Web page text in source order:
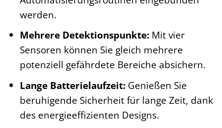
werden.
Mehrere Detektionspunkte:Mit vier
Sensoren können Sie gleich mehrere
potenziell gefährdete Bereiche absichern.
Lange Batterielaufzeit:Genießen Sie
beruhigende Sicherheit für lange Zeit, dank
des energieeffizienten Designs.